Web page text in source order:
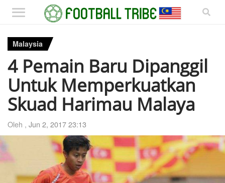
Malaysia
4 Pemain Baru Dipanggil
Untuk Memperkuatkan
Skuad Harimau Malaya
Oleh , Jun 2, 2017 23:13